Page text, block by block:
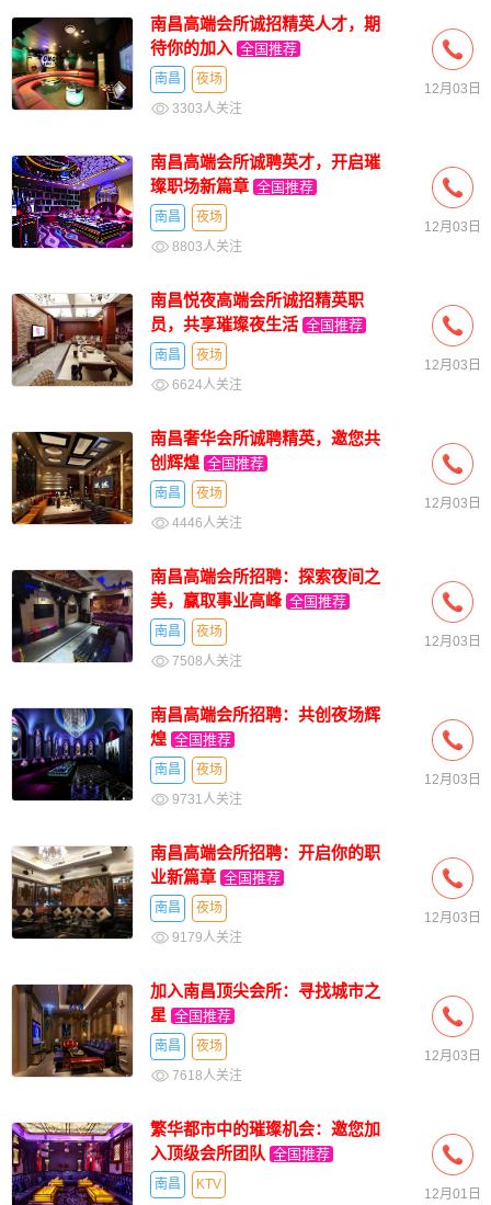
南昌高端会所诚招精英人才，期
待你的加入 全国推荐
南昌
夜场
3303人关注
12月03日
南昌高端会所诚聘英才，开启璀
璨职场新篇章 全国推荐
南昌
夜场
8803人关注
12月03日
南昌悦夜高端会所诚招精英职
员，共享璀璨夜生活 全国推荐
南昌
夜场
6624人关注
12月03日
南昌奢华会所诚聘精英，邀您共
创辉煌 全国推荐
南昌
夜场
4446人关注
12月03日
南昌高端会所招聘：探索夜间之
美，赢取事业高峰 全国推荐
南昌
夜场
7508人关注
12月03日
南昌高端会所招聘：共创夜场辉
煌 全国推荐
南昌
夜场
9731人关注
12月03日
南昌高端会所招聘：开启你的职
业新篇章 全国推荐
南昌
夜场
9179人关注
12月03日
加入南昌顶尖会所：寻找城市之
星 全国推荐
南昌
夜场
7618人关注
12月03日
繁华都市中的璀璨机会：邀您加
入顶级会所团队 全国推荐
南昌
KTV
12月01日